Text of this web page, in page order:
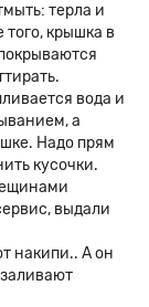
терла и
крышка в
вода и
а
Надо прям
кусочки.
выдали
накипи.. А он